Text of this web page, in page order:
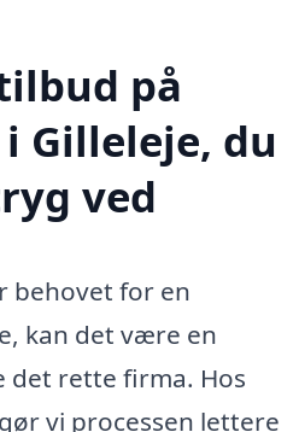
på
Gilleleje, du
ved
behovet for en
kan det være en
rette firma. Hos
vi processen lettere